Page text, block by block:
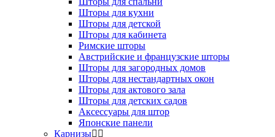
Шторы для кухни
Шторы для детской
Шторы для кабинета
Римские шторы
Австрийские и французские шторы
Шторы для загородных домов
Шторы для нестандартных окон
Шторы для актового зала
Шторы для детских садов
Аксессуары для штор
Японские панели
Карнизы